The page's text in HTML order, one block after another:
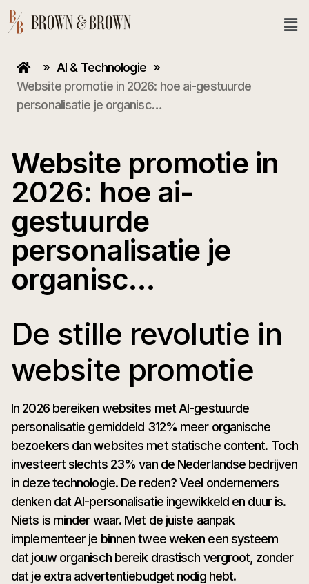
» AI & Technologie »
Website promotie in 2026: hoe ai-gestuurde
personalisatie je organisc…
Website promotie in
2026: hoe ai-
gestuurde
personalisatie je
organisc…
De stille revolutie in
website promotie
In 2026 bereiken websites met AI-gestuurde
personalisatie gemiddeld 312% meer organische
bezoekers dan websites met statische content. Toch
investeert slechts 23% van de Nederlandse bedrijven
in deze technologie. De reden? Veel ondernemers
denken dat AI-personalisatie ingewikkeld en duur is.
Niets is minder waar. Met de juiste aanpak
implementeer je binnen twee weken een systeem
dat jouw organisch bereik drastisch vergroot, zonder
dat je extra advertentiebudget nodig hebt.